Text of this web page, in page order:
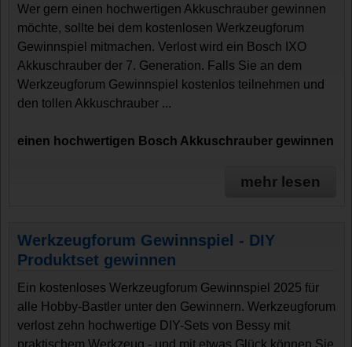
Wer gern einen hochwertigen Akkuschrauber gewinnen
möchte, sollte bei dem kostenlosen Werkzeugforum
Gewinnspiel mitmachen. Verlost wird ein Bosch IXO
Akkuschrauber der 7. Generation. Falls Sie an dem
Werkzeugforum Gewinnspiel kostenlos teilnehmen und
den tollen Akkuschrauber ...
einen hochwertigen Bosch Akkuschrauber gewinnen
mehr lesen
Werkzeugforum Gewinnspiel - DIY
Produktset gewinnen
Ein kostenloses Werkzeugforum Gewinnspiel 2025 für
alle Hobby-Bastler unter den Gewinnern. Werkzeugforum
verlost zehn hochwertige DIY-Sets von Bessy mit
praktischem Werkzeug - und mit etwas Glück können Sie